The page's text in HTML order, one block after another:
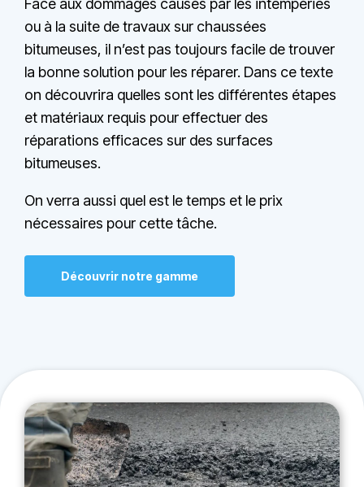
Face aux dommages causés par les intempéries
ou à la suite de travaux sur chaussées
bitumeuses, il n’est pas toujours facile de trouver
la bonne solution pour les réparer. Dans ce texte
on découvrira quelles sont les différentes étapes
et matériaux requis pour effectuer des
réparations efficaces sur des surfaces
bitumeuses.
On verra aussi quel est le temps et le prix
nécessaires pour cette tâche.
Découvrir notre gamme